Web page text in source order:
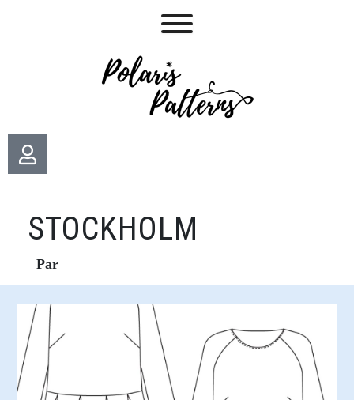
STOCKHOLM
Par